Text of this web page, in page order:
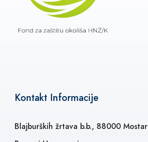
Kontakt Informacije
Blajburških žrtava b.b., 88000 Mostar